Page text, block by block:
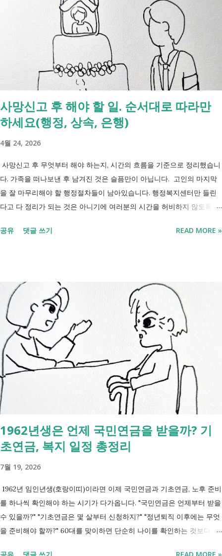
사망신고 후 해야 할 일. 순서대로 따라만
하세요(행정, 상속, 은행)
4월 24, 2026
사망신고 후 무엇부터 해야 하는지, 시간의 흐름을 기준으로 정리했습니
다. 가족을 떠나보낸 후 남겨진 것은 슬픔만이 아닙니다. 고인의 마지막
을 잘 마무리해야 할 행정절차들이 남아있습니다. 행정복지센터만 들린
다고 다 정리가 되는 것은 아니기에 여러분의 시간을 허비하지 않도록 정
처리까지 이 흐름만 따라가시면 됩니다. 장례 후 행정 절차 타임라인 장
모든 절차를 대신 처리해주지는 않습니다. 행정복지센터에서는 - 금융재
산, 부동산, 세금, 연금 등 '조회' 신청할 수 있습니다. 나머지는 직접 해야
합니다. - 상속포기 또는 한정승인 법원 - 상속세, 취득세 신고 세무서, 시
군구청 - 예금 인출, 보험금 청구 은행, 보험사 사망신고 당일에 끝낼 수
있는 건 '신청까지', 처리는 2주 후 부터입니다. [조회되는 것 vs 안되는
것] 구분 조회 가능 조회 불가 금융 은행, 보험, 증권 사금융, 개인 간 거래
세금 국세, 지방세 - 자산 부동산, 자동차 해외 자산, 현금 기타 연금 사업
상 채무, 구독 [함께보면 좋은 링크] - 부모님 사망 후 ...
공유 댓글 쓰기 READ MORE »
1962년생은 언제 국민연금을 받을까? 기
초연금, 복지 일정 총정리
7월 19, 2026
1962년 임인년생(호랑이띠)이라면 이제 국민연금과 기초연금, 노후 준비
를 하나씩 확인해야 하는 시기가 다가옵니다. "국민연금은 언제부터 받을
수 있을까?" "기초연금은 몇 살부터 신청하지?" "정년퇴직 이후에는 무엇
을 준비해야 할까?" 60대를 맞이하면 단순히 나이를 확인하는 것보다 앞
공유 댓글 쓰기 READ MORE »